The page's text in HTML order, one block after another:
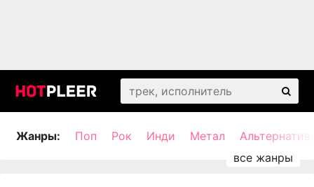
Жанры: Поп Рок Инди Метал